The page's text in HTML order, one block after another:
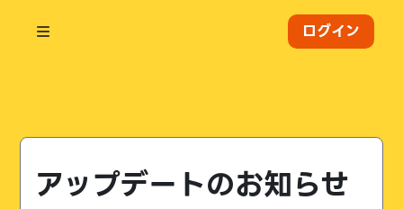
ログイン
アップデートのお知らせ